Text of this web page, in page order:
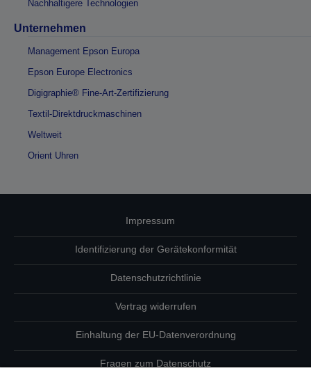
Nachhaltigere Technologien
Unternehmen
Management Epson Europa
Epson Europe Electronics
Digigraphie® Fine-Art-Zertifizierung
Textil-Direktdruckmaschinen
Weltweit
Orient Uhren
Impressum
Identifizierung der Gerätekonformität
Datenschutzrichtlinie
Vertrag widerrufen
Einhaltung der EU-Datenverordnung
Fragen zum Datenschutz